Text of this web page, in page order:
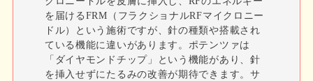
を届けるFRM（フラクショナルRFマイクロニー
ドル）という施術ですが、針の種類や搭載され
ている機能に違いがあります。ポテンツァは
「ダイヤモンドチップ」という機能があり、針
を挿入せずにたるみの改善が期待できます。サ